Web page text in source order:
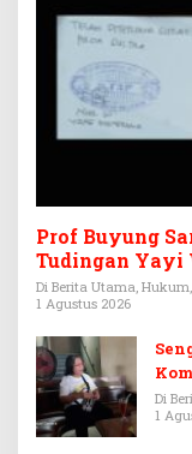
Prof Buyung
Tudingan Yayi
Rp3,6 Miliar
Di Berita Utama,
1 Agustus 2026
Di
1